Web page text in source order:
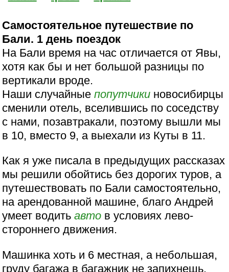
Самостоятельное путешествие по
Бали. 1 день поездок
На Бали время на час отличается от Явы,
хотя как бы и нет большой разницы по
вертикали вроде.
Наши случайныепопутчики новосибирцы
сменили отель, вселившись по соседству
с нами, позавтракали, поэтому вышли мы
в 10, вместо 9, а выехали из Куты в 11.
Как я уже писала в предыдущих рассказах
мы решили обойтись без дорогих туров, а
путешествовать по Бали самостоятельно,
на арендованной машине, благо Андрей
умеет водитьавто в условиях лево-
стороннего движения.
Машинка хоть и 6 местная, а небольшая,
груду багажа в багажник не запихнешь.